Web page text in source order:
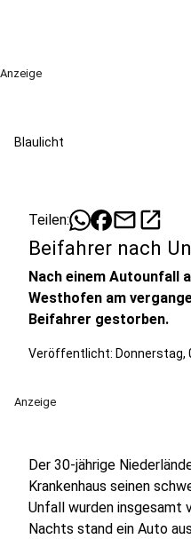
Anzeige
Blaulicht
Teilen: mailopen_in_new
Beifahrer nach
Nach einem Autounfall
Westhofen am
Beifahrer gestorben.
Veröffentlicht: Donnerstag,
Anzeige
Der 30-jährige
Krankenhaus seinen
Unfall wurden insgesamt
Nachts stand ein Auto